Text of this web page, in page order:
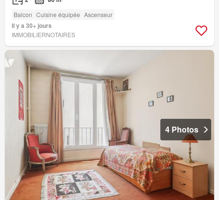
Balcon Cuisine équipée Ascenseur
Il y a 30+ jours
IMMOBILIERNOTAIRES
4 Photos